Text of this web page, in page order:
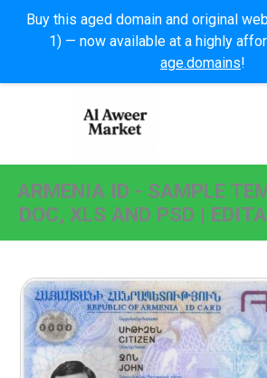
Buy this aged domain and original
1) — now available at a highly
age.domains!
ARMENIA ID - SAMPLE
DOC, XLS AND PSD |